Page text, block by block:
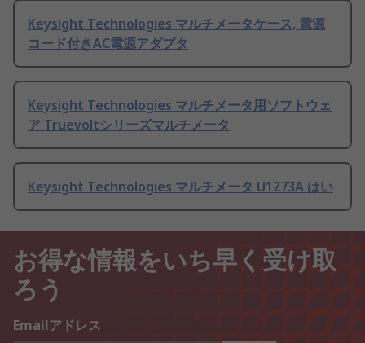
Keysight Technologies マルチメータケース, 電源
コード付きAC電源アダプタ
Keysight Technologies マルチメータ用ソフトウェ
ア Truevoltシリーズマルチメータ
Keysight Technologies マルチメータ U1273A はい
お得な情報をいち早く受け取
ろう
Emailアドレス